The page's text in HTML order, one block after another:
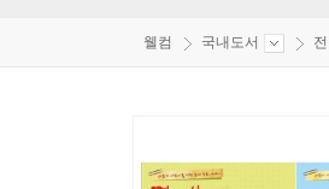
웰컴 국내도서